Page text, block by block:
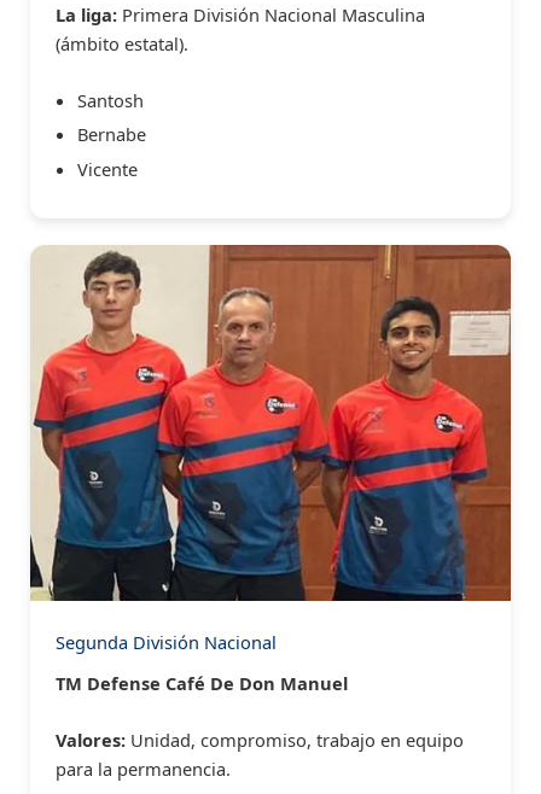
La liga: Primera División Nacional Masculina
(ámbito estatal).
Santosh
Bernabe
Vicente
Segunda División Nacional
TM Defense Café De Don Manuel
Valores: Unidad, compromiso, trabajo en equipo
para la permanencia.